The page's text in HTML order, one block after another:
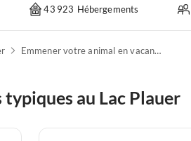
43 923 Hébergements
Emmener votre animal en vacances
au Lac Plauer